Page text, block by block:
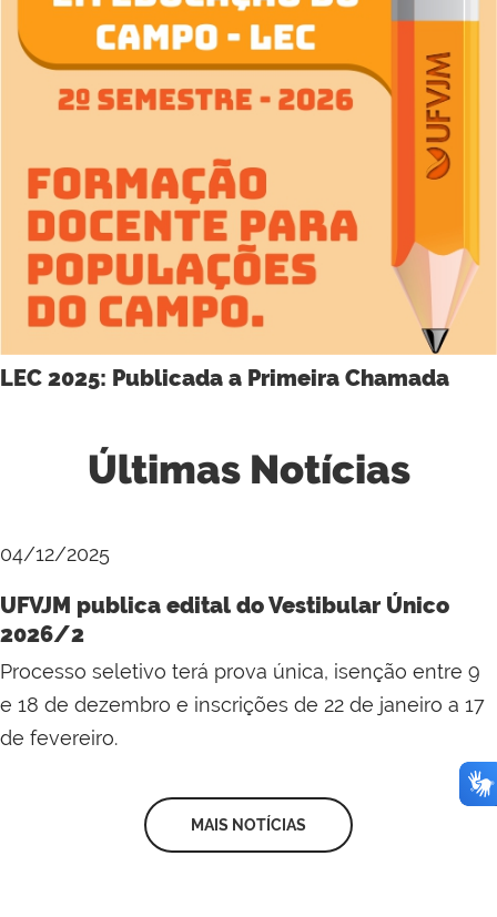
LEC 2025: Publicada a Primeira Chamada
Últimas Notícias
04/12/2025
UFVJM publica edital do Vestibular Único
2026/2
Processo seletivo terá prova única, isenção entre 9
e 18 de dezembro e inscrições de 22 de janeiro a 17
de fevereiro.
MAIS NOTÍCIAS